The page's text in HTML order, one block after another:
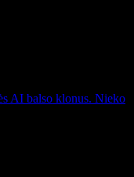
AI balso klonus. Nieko